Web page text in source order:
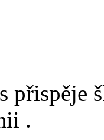
přispěje
.